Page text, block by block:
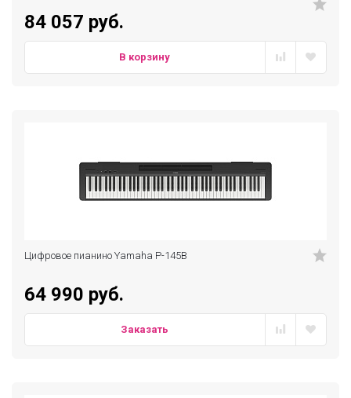
84 057 руб.
В корзину
Цифровое пианино Yamaha P-145B
64 990 руб.
Заказать